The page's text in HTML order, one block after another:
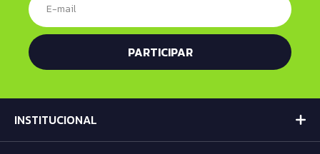
INSTITUCIONAL